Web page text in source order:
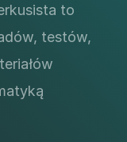
to
testów,